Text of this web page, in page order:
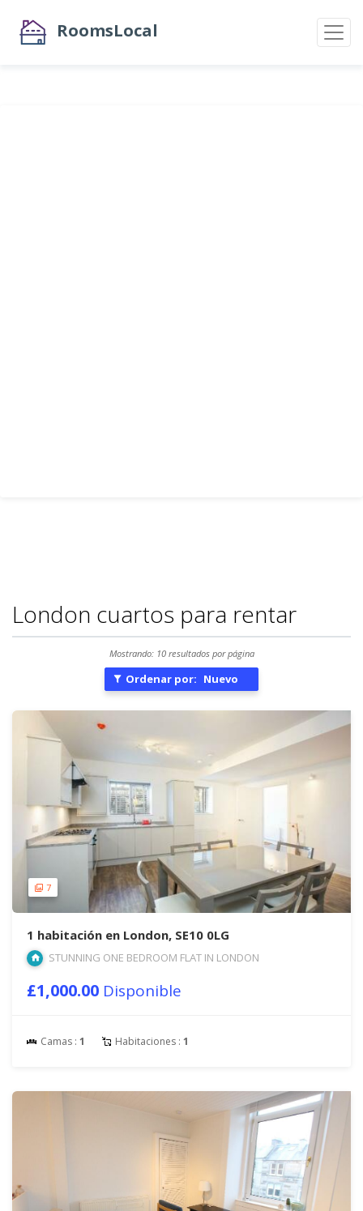
RoomsLocal
London cuartos para rentar
Mostrando: 10 resultados por página
Ordenar por: Nuevo
7
1 habitación en London, SE10 0LG
STUNNING ONE BEDROOM FLAT IN LONDON
£1,000.00 Disponible
Camas : 1 Habitaciones : 1